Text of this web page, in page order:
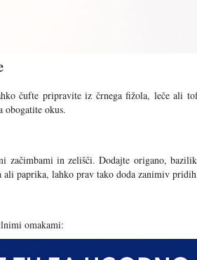
čufte pripravite iz črnega fižola, leče ali
obogatite okus.
začimbami in zelišči. Dodajte origano,
paprika, lahko prav tako doda zanimiv
omakami: